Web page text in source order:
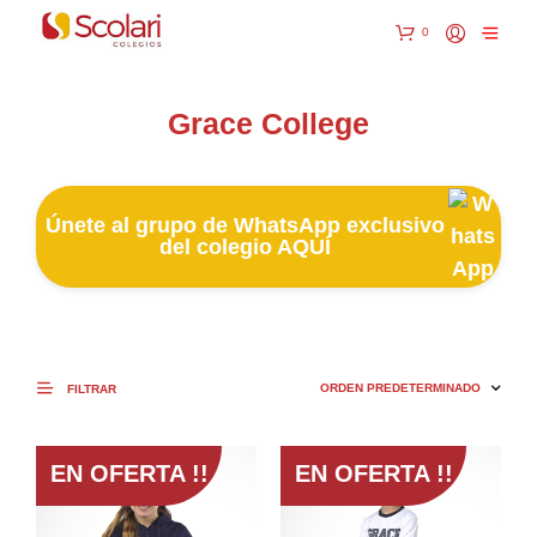
0
Grace College
Únete al grupo de WhatsApp exclusivo
del colegio AQUÍ
FILTRAR
EN OFERTA !! EN OFERTA !!